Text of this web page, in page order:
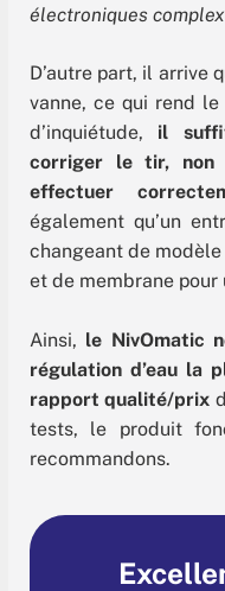
électroniques
D’autre part, il arrive
vanne, ce qui rend
d’inquiétude, il
corriger le tir, non
effectuer
également qu’un
changeant de
et de membrane pour
Ainsi, le NivOmatic
régulation d’eau la
rapport qualité/prix
tests, le produit
recommandons.